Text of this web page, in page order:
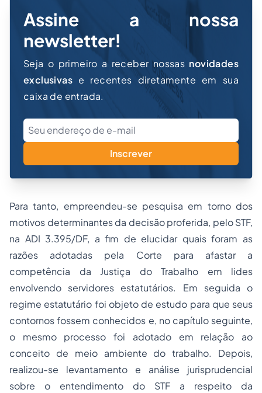
Assine a nossa
newsletter!
Seja o primeiro a receber nossas novidades
exclusivas e recentes diretamente em sua
caixa de entrada.
Inscrever
Para tanto, empreendeu-se pesquisa em torno dos
motivos determinantes da decisão proferida, pelo STF,
na ADI 3.395/DF, a fim de elucidar quais foram as
razões adotadas pela Corte para afastar a
competência da Justiça do Trabalho em lides
envolvendo servidores estatutários. Em seguida o
regime estatutário foi objeto de estudo para que seus
contornos fossem conhecidos e, no capítulo seguinte,
o mesmo processo foi adotado em relação ao
conceito de meio ambiente do trabalho. Depois,
realizou-se levantamento e análise jurisprudencial
sobre o entendimento do STF a respeito da